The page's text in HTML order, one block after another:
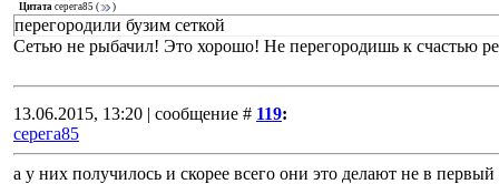
Цитата серега85 ( )
перегородили бузим сеткой
Сетью не рыбачил! Это хорошо! Не перегородишь к счастью
13.06.2015, 13:20 | сообщение # 119:
серега85
а у них получилось и скорее всего они это делают не в первый